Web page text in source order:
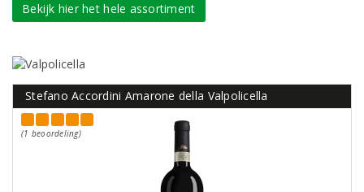
Bekijk hier het hele assortiment
Stefano Accordini Amarone della Valpolicella
(1 beoordeling)